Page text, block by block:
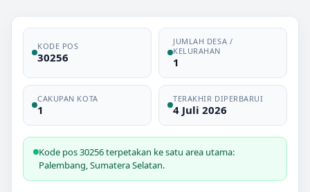
KODE POS
30256
JUMLAH DESA /
KELURAHAN
1
CAKUPAN KOTA
1
TERAKHIR DIPERBARUI
4 Juli 2026
Kode pos 30256 terpetakan ke satu area utama:
Palembang, Sumatera Selatan.